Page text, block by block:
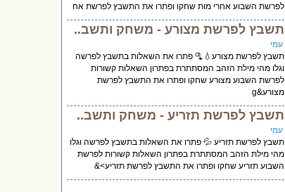
לפרשת השבוע אחרי מות שחקו ופתרו את התשבץ לפרשת אח
תשבץ לפרשת מצורע - משחק ותשב..
עמי
תשבץ לפרשת מצורע💧🫗 פתרו את השאלות בתשבץ לפרשה
וגלו מהי מילת הזהב המסתתרת בפתרון השאלות קשורות
לפרשת השבוע מצורע שחקו ופתרו את התשבץ לפרשת
מצורע&g
תשבץ לפרשת תזריע - משחק ותשב..
עמי
תשבץ לפרשת תזריע 💦 פתרו את השאלות בתשבץ לפרשה וגלו
מהי מילת הזהב המסתתרת בפתרון השאלות קשורות לפרשת
השבוע תזריע שחקו ופתרו את התשבץ לפרשת תזריע>&